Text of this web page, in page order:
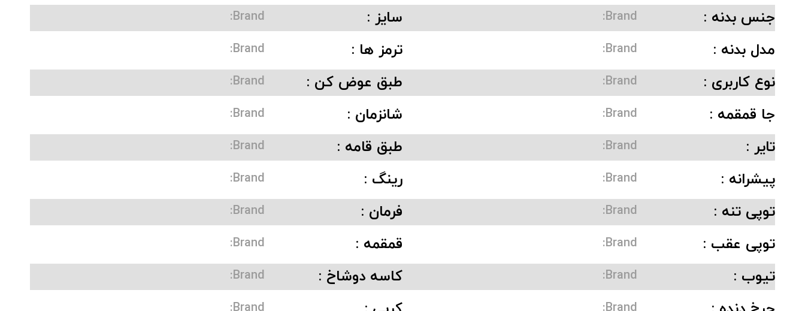
جنس بدنه : Brand: سایز : Brand:
مدل بدنه : Brand: ترمز ها : Brand:
نوع کاربری : Brand: طبق عوض کن : Brand:
جا قمقمه : Brand: شانزمان : Brand:
تایر : Brand: طبق قامه : Brand:
پیشرانه : Brand: رینگ : Brand:
توپی تنه : Brand: فرمان : Brand:
توپی عقب : Brand: قمقمه : Brand:
تیوب : Brand: کاسه دوشاخ : Brand: